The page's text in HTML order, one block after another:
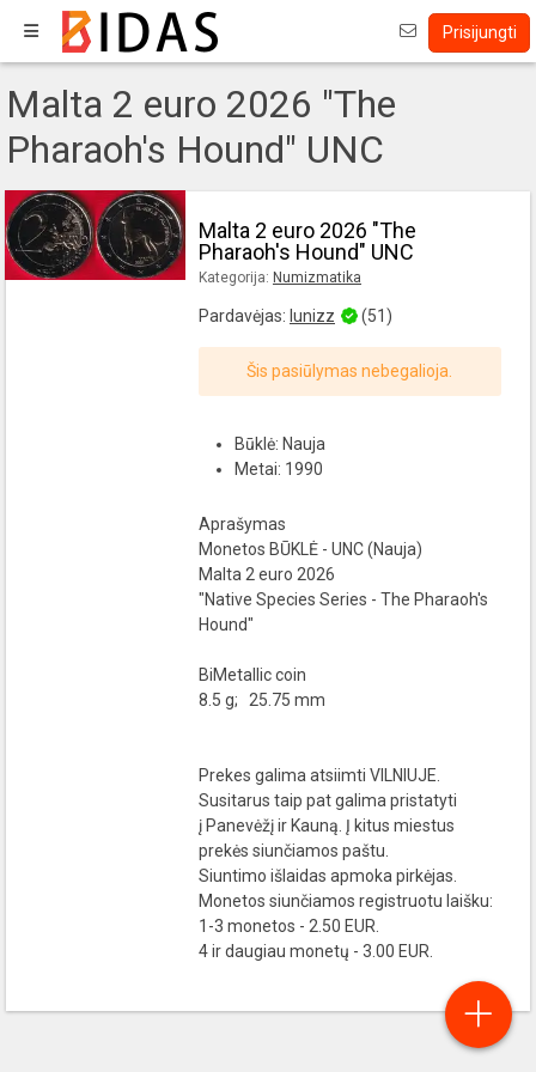
Prisijungti
Malta 2 euro 2026 "The
Pharaoh's Hound" UNC
Malta 2 euro 2026 "The
Pharaoh's Hound" UNC
Kategorija: Numizmatika
Pardavėjas: lunizz (51)
Šis pasiūlymas nebegalioja.
Būklė: Nauja
Metai: 1990
Aprašymas
Monetos BŪKLĖ - UNC (Nauja)
Malta 2 euro 2026
"Native Species Series - The Pharaoh's
Hound"
BiMetallic coin
8.5 g; 25.75 mm
Prekes galima atsiimti VILNIUJE.
Susitarus taip pat galima pristatyti
į Panevėžį ir Kauną. Į kitus miestus
prekės siunčiamos paštu.
Siuntimo išlaidas apmoka pirkėjas.
Monetos siunčiamos registruotu laišku:
1-3 monetos - 2.50 EUR.
4 ir daugiau monetų - 3.00 EUR.